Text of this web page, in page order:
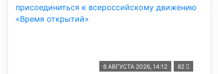
6 АВГУСТА 2026, 14:12 82